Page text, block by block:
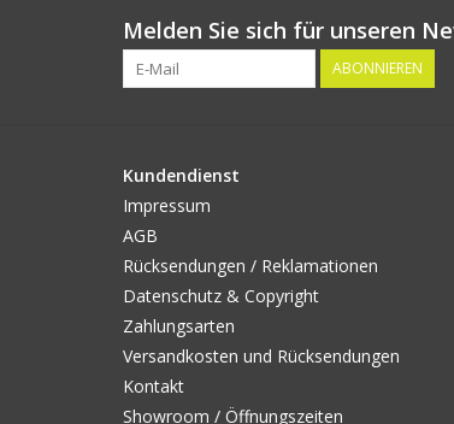
Melden Sie sich für unseren
ABONNIEREN
Kundendienst
Impressum
AGB
Rücksendungen / Reklamationen
Datenschutz & Copyright
Zahlungsarten
Versandkosten und Rücksendungen
Kontakt
Showroom / Öffnungszeiten